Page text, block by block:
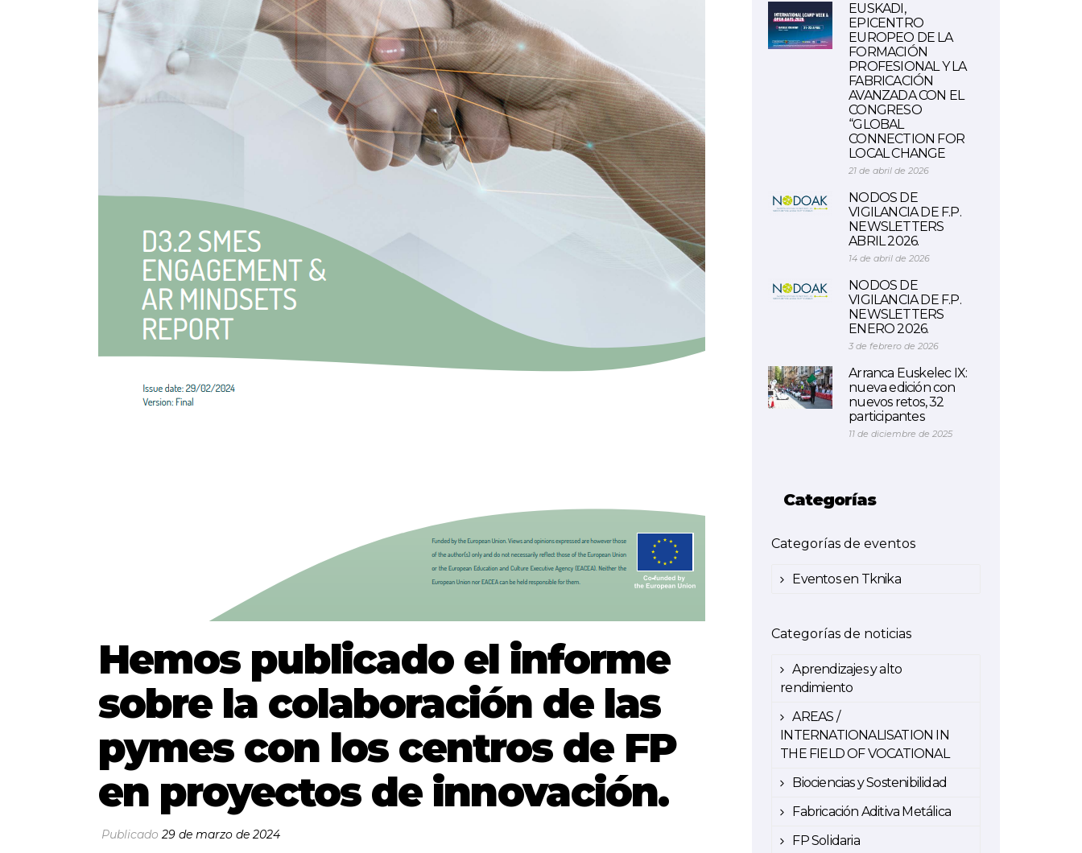
Hemos publicado el informe
sobre la colaboración de las
pymes con los centros de FP
en proyectos de innovación.
Publicado29 de marzo de 2024
EUSKADI,
EPICENTRO
EUROPEO DE LA
FORMACIÓN
PROFESIONAL Y LA
FABRICACIÓN
AVANZADA CON EL
CONGRESO
“GLOBAL
CONNECTION FOR
LOCAL CHANGE
21 de abril de 2026
NODOS DE
VIGILANCIA DE F.P.
NEWSLETTERS
ABRIL 2026.
14 de abril de 2026
NODOS DE
VIGILANCIA DE F.P.
NEWSLETTERS
ENERO 2026.
3 de febrero de 2026
Arranca Euskelec IX:
nueva edición con
nuevos retos, 32
participantes
11 de diciembre de 2025
Categorías
Categorías de eventos
Eventos en Tknika
Categorías de noticias
Aprendizajes y alto
rendimiento
AREAS /
INTERNATIONALISATION IN
THE FIELD OF VOCATIONAL
Biociencias y Sostenibilidad
Fabricación Aditiva Metálica
FP Solidaria